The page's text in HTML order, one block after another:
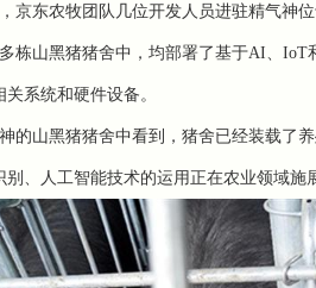
京东农牧团队几位开发人员进驻精气神
栋山黑猪猪舍中，均部署了基于AI、
系统和硬件设备。
的山黑猪猪舍中看到，猪舍已经装载了
、人工智能技术的运用正在农业领域施